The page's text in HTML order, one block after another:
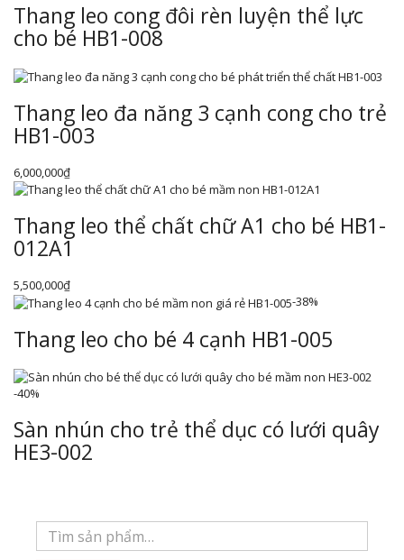
Thang leo cong đôi rèn luyện thể lực
cho bé HB1-008
Thang leo đa năng 3 cạnh cong cho trẻ
HB1-003
6,000,000₫
Thang leo thể chất chữ A1 cho bé HB1-
012A1
5,500,000₫
-38%
Thang leo cho bé 4 cạnh HB1-005
-40%
Sàn nhún cho trẻ thể dục có lưới quây
HE3-002